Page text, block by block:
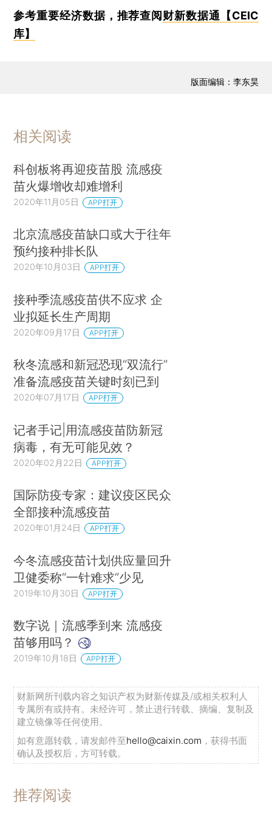
参考重要经济数据，推荐查阅 财新数据通【CEIC
库】
版面编辑：李东昊
相关阅读
科创板将再迎疫苗股 流感疫
苗火爆增收却难增利
2020年11月05日 APP打开
北京流感疫苗缺口或大于往年
预约接种排长队
2020年10月03日 APP打开
接种季流感疫苗供不应求 企
业拟延长生产周期
2020年09月17日 APP打开
秋冬流感和新冠恐现“双流行”
准备流感疫苗关键时刻已到
2020年07月17日 APP打开
记者手记|用流感疫苗防新冠
病毒，有无可能见效？
2020年02月22日 APP打开
国际防疫专家：建议疫区民众
全部接种流感疫苗
2020年01月24日 APP打开
今冬流感疫苗计划供应量回升
卫健委称“一针难求”少见
2019年10月30日 APP打开
数字说｜流感季到来 流感疫
苗够用吗？
2019年10月18日 APP打开
财新网所刊载内容之知识产权为财新传媒及/或相关权利人
专属所有或持有。未经许可，禁止进行转载、摘编、复制及
建立镜像等任何使用。
如有意愿转载，请发邮件至hello@caixin.com ，获得书面
确认及授权后，方可转载。
推荐阅读